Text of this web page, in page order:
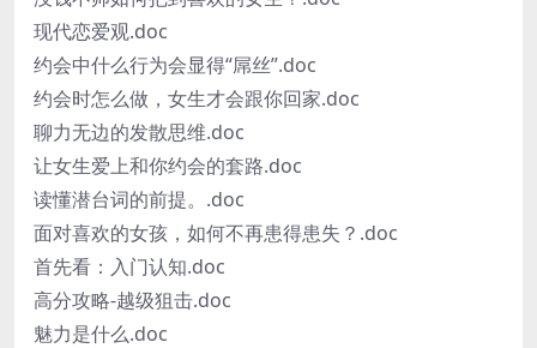
现代恋爱观.doc
约会中什么行为会显得“屌丝”.doc
约会时怎么做，女生才会跟你回家.doc
聊力无边的发散思维.doc
让女生爱上和你约会的套路.doc
读懂潜台词的前提。.doc
面对喜欢的女孩，如何不再患得患失？.doc
首先看：入门认知.doc
高分攻略-越级狙击.doc
魅力是什么.doc